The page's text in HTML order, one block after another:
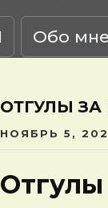
Обо мне
ОТГУЛЫ
НОЯБРЬ 5,